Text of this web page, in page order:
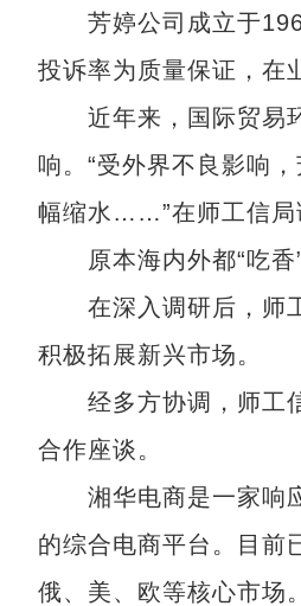
芳婷公司成立于1966
投诉率为质量保证，在
近年来，国际贸易环
响。“受外界不良影响
幅缩水……”在师工信局
原本海内外都“吃香”
在深入调研后，师工
积极拓展新兴市场。
经多方协调，师工信
合作座谈。
湘华电商是一家响应
的综合电商平台。目前
俄、美、欧等核心市场。